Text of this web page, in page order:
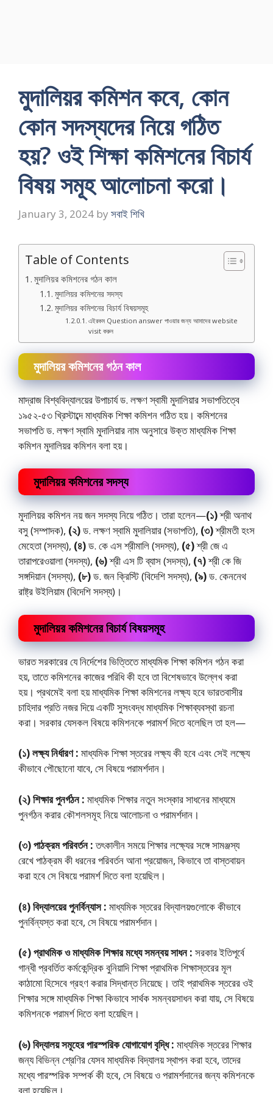
মুদালিয়র কমিশন কবে, কোন
কোন সদস্যদের নিয়ে গঠিত
হয়? ওই শিক্ষা কমিশনের বিচার্য
বিষয় সমূহ আলােচনা করো।
January 3, 2024 by সবাই শিখি
Table of Contents
মুদালিয়র কমিশনের গঠন কাল
মুদালিয়র কমিশনের সদস্য
মুদালিয়র কমিশনের বিচার্য বিষয়সমূহ
এইরকম Question answer পাওয়ার জন্য আমাদের website
visit করুন
মুদালিয়র কমিশনের গঠন কাল
মাদ্রাজ বিশ্ববিদ্যালয়ের উপাচার্য ড. লক্ষণ স্বামী মুদালিয়ার সভাপতিত্বে
১৯৫২-৫৩ খ্রিস্টাব্দে মাধ্যমিক শিক্ষা কমিশন গঠিত হয়। কমিশনের
সভাপতি ড. লক্ষণ স্বামি মুদালিয়ার নাম অনুসারে উক্ত মাধ্যমিক শিক্ষা
কমিশন মুদালিয়র কমিশন বলা হয়।
মুদালিয়র কমিশনের সদস্য
মুদালিয়র কমিশন নয় জন সদস্য নিয়ে গঠিত। তারা হলেন—(১)শ্রী অনাথ
বসু (সম্পাদক), (২)ড. লক্ষণ স্বামি মুদালিয়ার (সভাপতি), (৩)শ্রীমতী হংস
মেহেতা (সদস্য), (৪)ড. কে এস শ্রীমালি (সদস্য), (৫)শ্রী জে এ
তারাপরেওয়ালা (সদস্য), (৬)শ্রী এস টি ব্যাস (সদস্য), (৭)শ্রী কে জি
সঙ্গদিয়ান (সদস্য), (৮)ড. জন ক্রিস্টি (বিদেশি সদস্য), (৯)ড. কেননেথ
রাষ্ট্র উইলিয়াম (বিদেশি সদস্য)।
মুদালিয়র কমিশনের বিচার্য বিষয়সমূহ
ভারত সরকারের যে নির্দেশের ভিত্তিতে মাধ্যমিক শিক্ষা কমিশন গঠন করা
হয়, তাতে কমিশনের কাজের পরিধি কী হবে তা বিশেষভাবে উল্লেখ করা
হয়। প্রথমেই বলা হয় মাধ্যমিক শিক্ষা কমিশনের লক্ষ্য হবে ভারতবাসীর
চাহিদার প্রতি নজর দিয়ে একটি সুসংবদ্ধ মাধ্যমিক শিক্ষাব্যবস্থা রচনা
করা। সরকার যেসকল বিষয়ে কমিশনকে পরামর্শ দিতে বলেছিল তা হল—
(১) লক্ষ্য নির্ধারণ : মাধ্যমিক শিক্ষা স্তরের লক্ষ্য কী হবে এবং সেই লক্ষ্যে
কীভাবে পৌছােনাে যাবে, সে বিষয়ে পরামর্শদান।
(২) শিক্ষার পুনর্গঠন : মাধ্যমিক শিক্ষার নতুন সংস্কার সাধনের মাধ্যমে
পুনর্গঠন করার কৌশলসমূহ নিয়ে আলােচনা ও পরামর্শদান।
(৩) পাঠক্রম পরিবর্তন :তৎকালীন সময়ে শিক্ষার লক্ষ্যের সঙ্গে সামঞ্জস্য
রেখে পাঠক্রম কী ধরনের পরিবর্তন আনা প্রয়োজন, কিভাবে তা বাস্তবায়ন
করা হবে সে বিষয়ে পরামর্শ দিতে বলা হয়েছিল।
(৪) বিদ্যালয়ের পুনর্বিন্যাস : মাধ্যমিক স্তরের বিদ্যালয়গুলোকে কীভাবে
পুনর্বিন্যস্ত করা হবে, সে বিষয়ে পরামর্শদান।
(৫) প্রাথমিক ও মাধ্যমিক শিক্ষার মধ্যে সমন্বয় সাধন : সরকার ইতিপূর্বে
গান্ধী প্রবর্তিত কর্মকেন্দ্রিক বুনিয়াদি শিক্ষা প্রাথমিক শিক্ষাস্তরের মূল
কাঠামো হিসেবে গ্রহণ করার সিদ্ধান্ত নিয়েছে। তাই প্রাথমিক স্তরের ওই
শিক্ষার সঙ্গে মাধ্যমিক শিক্ষা কিভাবে সার্থক সমন্বয়সাধন করা যায়, সে বিষয়ে
কমিশনকে পরামর্শ দিতে বলা হয়েছিল।
(৬) বিদ্যালয় সমূহের পারস্পরিক যােগাযােগ বৃদ্ধি : মাধ্যমিক স্তরের শিক্ষার
জন্য বিভিন্ন শ্রেণির যেসব মাধ্যমিক বিদ্যালয় স্থাপন করা হবে, তাদের
মধ্যে পারস্পরিক সম্পর্ক কী হবে, সে বিষয়ে ও পরামর্শদানের জন্য কমিশনকে
বলা হয়েছিল।